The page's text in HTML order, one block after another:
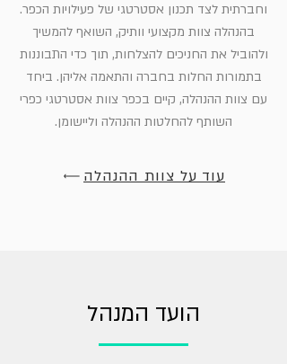
וחברתית לצד תכנון אסטרטגי של פעילויות הכפר.
בהנהלה צוות מקצועי וותיק, השואף להמשיך
ולהוביל את החניכים להצלחות, תוך כדי התבוננות
בתמורות החלות בחברה והתאמה אליהן. ביחד
עם צוות ההנהלה, קיים בכפר צוות אסטרטגי כפרי
השותף להחלטות ההנהלה וליישומן.
עוד על צוות ההנהלה
הועד המנהל